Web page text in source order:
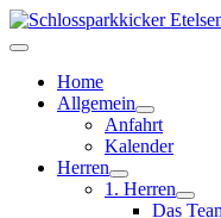
Home
Allgemein
Anfahrt
Kalender
Herren
1. Herren
Das